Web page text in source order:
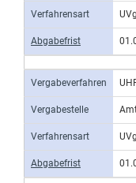
Verfahrensart
Abgabefrist
Vergabeverfahren
Vergabestelle
Verfahrensart
Abgabefrist